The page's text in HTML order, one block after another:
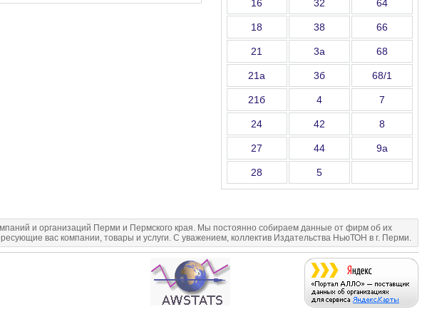
16 32 64
18 38 66
21 3а 68
21а 3б 68/1
21б 4 7
24 42 8
27 44 9а
28 5
и организаций Перми и Пермского края. Мы постоянно собираем данные от фирм об их
вас компании, товары и услуги. С уважением, коллектив Издательства НьюТОН в г. Перми.